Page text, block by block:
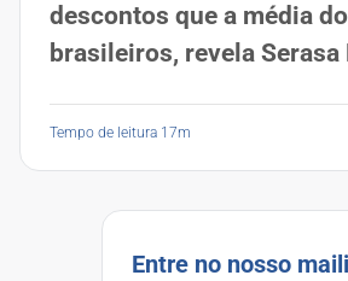
descontos que a média
brasileiros, revela Serasa
Tempo de leitura 17m
Entre no nosso